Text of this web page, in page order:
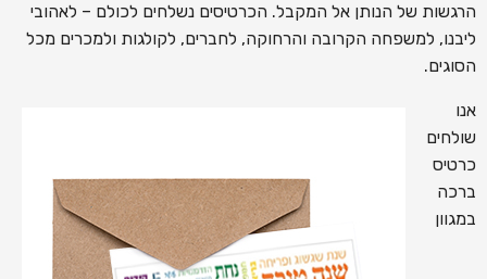
הרגשות של הנותן אל המקבל. הכרטיסים נשלחים לכולם – לאהובי
ליבנו, למשפחה הקרובה והרחוקה, לחברים, לקולגות ולמכרים מכל
הסוגים.
אנו
שולחים
כרטיס
ברכה
במגוון